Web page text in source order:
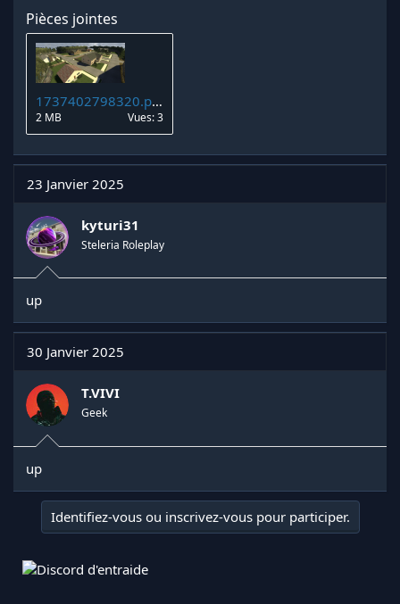
Pièces jointes
1737402798320.png
2 MB Vues: 3
23 Janvier 2025
kyturi31
Steleria Roleplay
up
30 Janvier 2025
T.VIVI
Geek
up
Identifiez-vous ou inscrivez-vous pour participer.